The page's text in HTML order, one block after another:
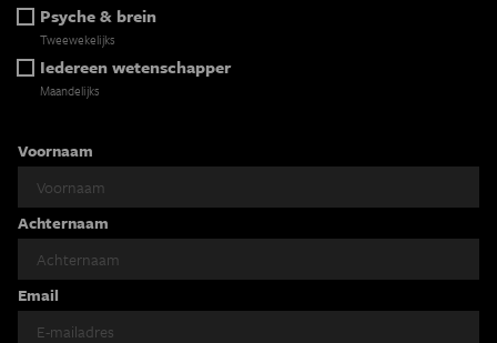
Psyche & brein
Tweewekelijks
Iedereen wetenschapper
Maandelijks
Voornaam
Achternaam
Email